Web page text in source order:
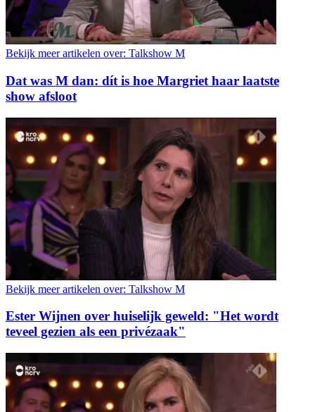
Bekijk meer artikelen over: Talkshow M
Dat was M dan: dít is hoe Margriet haar laatste
show afsloot
Bekijk meer artikelen over: Talkshow M
Ester Wijnen over huiselijk geweld: "Het wordt
teveel gezien als een privézaak"